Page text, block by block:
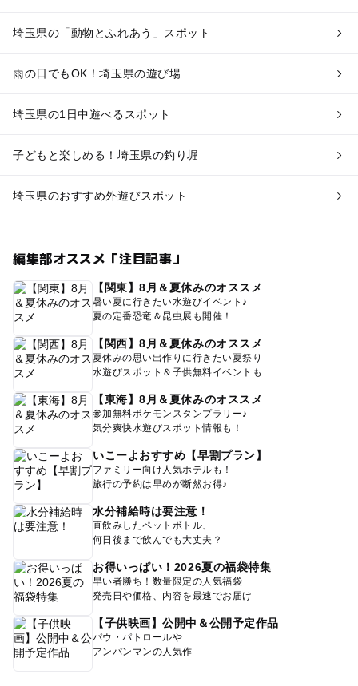
埼玉県の「動物とふれあう」スポット
雨の日でもOK！埼玉県の遊び場
埼玉県の1日中遊べるスポット
子どもと楽しめる！埼玉県の釣り堀
埼玉県のおすすめ外遊びスポット
編集部オススメ「注目記事」
【関東】8月＆夏休みのオススメ
暑い夏に行きたい水遊びイベント♪
夏の定番恐竜＆昆虫展も開催！
【関西】8月＆夏休みのオススメ
夏休みの思い出作りに行きたい夏祭り
水遊びスポット＆子供無料イベントも
【東海】8月＆夏休みのオススメ
参加無料ポケモンスタンプラリー♪
気分爽快水遊びスポット情報も！
いこーよおすすめ【早割プラン】
ファミリー向け人気ホテルも！
旅行の予約は早めが断然お得♪
水分補給時は要注意！
直飲みしたペットボトル、
何日後まで飲んでも大丈夫？
お得いっぱい！2026夏の福袋特集
早い者勝ち！数量限定の人気福袋
発売日や価格、内容を最速でお届け
【子供映画】公開中＆公開予定作品
パウ・パトロールや
アンパンマンの人気作